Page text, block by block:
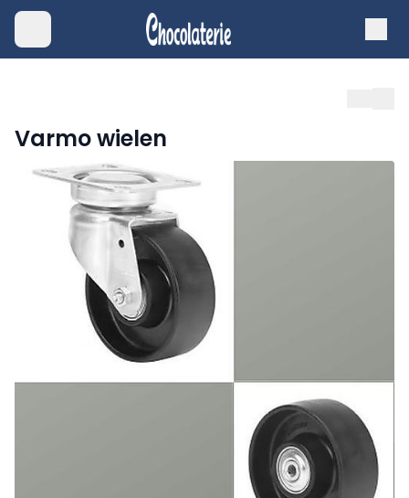
Varmo wielen